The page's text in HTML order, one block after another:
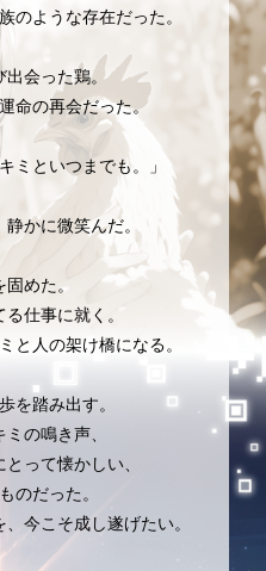
のような存在だった。
出会った鶏。
命の再会だった。
ミといつまでも。」
かに微笑んだ。
固めた。
仕事に就く。
と人の架け橋になる。
を踏み出す。
の鳴き声、
って懐かしい、
のだった。
今こそ成し遂げたい。